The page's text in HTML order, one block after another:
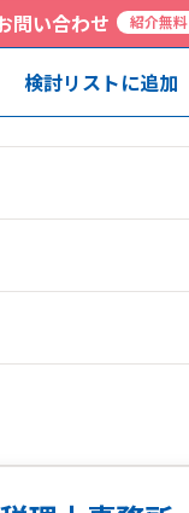
問い合わせ
紹介無料
検討リストに追加